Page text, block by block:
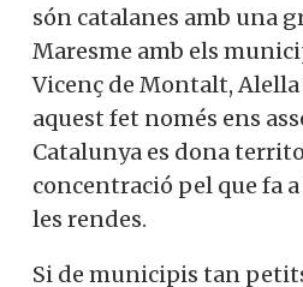
són catalanes amb una
Maresme amb els
Vicenç de Montalt, Alella
aquest fet només ens
Catalunya es dona
concentració pel que fa
les rendes.
Si de municipis tan